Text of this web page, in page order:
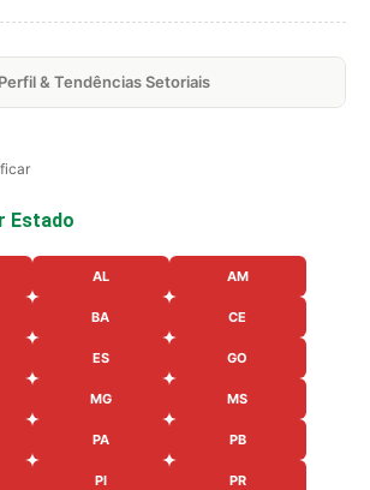
& Tendências Setoriais
Estado
AL AM
BA CE
ES GO
MG MS
PA PB
PI PR